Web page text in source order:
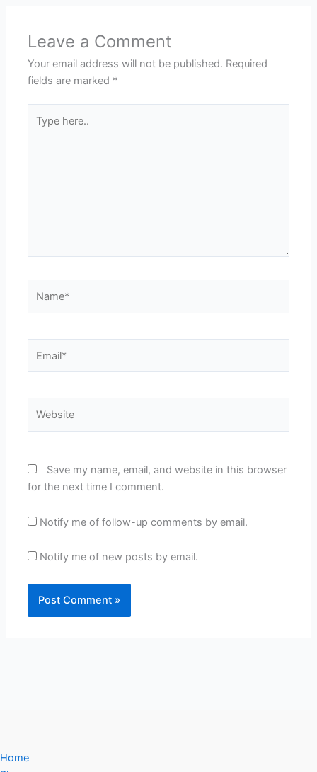
Leave a Comment
Your email address will not be published. Required
fields are marked *
here..
Save my name, email, and website in this browser
for the next time I comment.
Notify me of follow-up comments by email.
Notify me of new posts by email.
Home